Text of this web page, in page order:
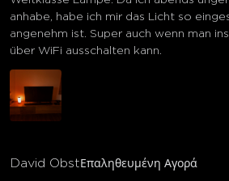
anhabe, habe ich mir das Licht so
angenehm ist. Super auch wenn man
über WiFi ausschalten kann.
David Obst Επαληθευμένη Αγορά